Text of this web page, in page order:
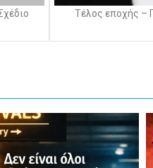
Τέλος εποχής –